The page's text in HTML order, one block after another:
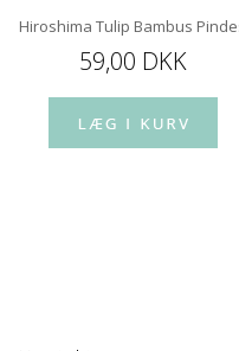
Hiroshima Tulip Bambus
59,00 DKK